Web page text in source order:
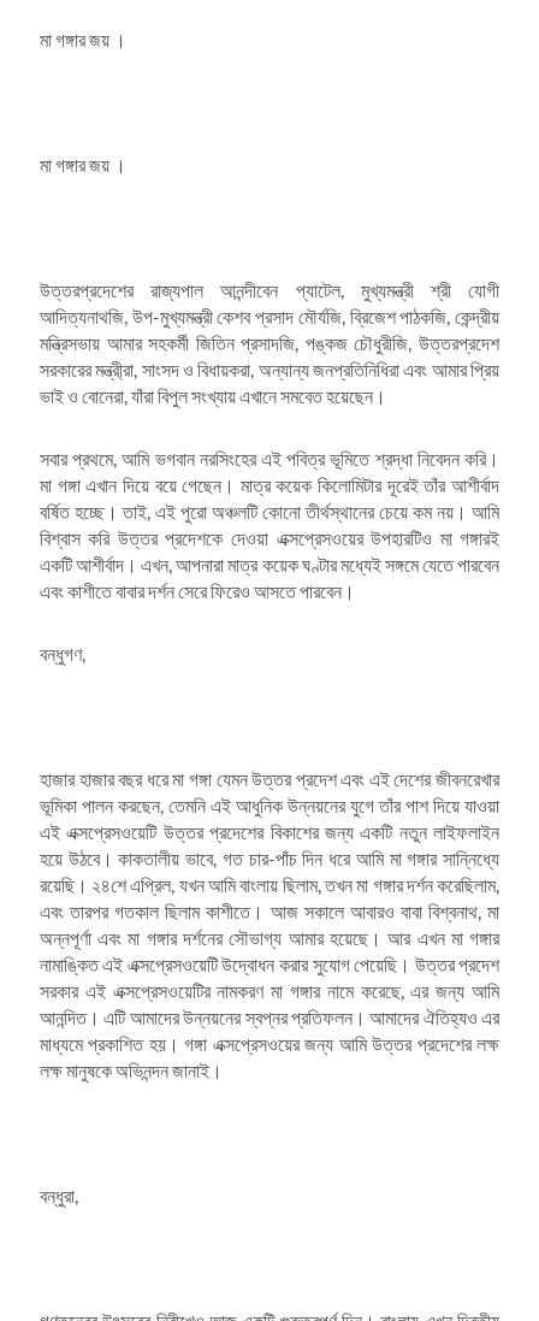
মা গঙ্গার জয় ।
মা গঙ্গার জয় ।
উত্তরপ্রদেশের রাজ্যপাল আনন্দীবেন প্যাটেল, মুখ্যমন্ত্রী শ্রী যোগী
আদিত্যনাথজি, উপ-মুখ্যমন্ত্রী কেশব প্রসাদ মৌর্যজি, ব্রিজেশ পাঠকজি, কেন্দ্রীয়
মন্ত্রিসভায় আমার সহকর্মী জিতিন প্রসাদজি, পঙ্কজ চৌধুরীজি, উত্তরপ্রদেশ
সরকারের মন্ত্রী্রা, সাংসদ ও বিধায়করা, অন্যান্য জনপ্রতিনিধিরা এবং আমার প্রিয়
ভাই ও বোনেরা, যাঁরা বিপুল সংখ্যায় এখানে সমবেত হয়েছেন।
সবার প্রথমে, আমি ভগবান নরসিংহের এই পবিত্র ভূমিতে শ্রদ্ধা নিবেদন করি।
মা গঙ্গা এখান দিয়ে বয়ে গেছেন। মাত্র কয়েক কিলোমিটার দূরেই তাঁর আশীর্বাদ
বর্ষিত হচ্ছে। তাই, এই পুরো অঞ্চলটি কোনো তীর্থস্থানের চেয়ে কম নয়। আমি
বিশ্বাস করি উত্তর প্রদেশকে দেওয়া এক্সপ্রেসওয়ের উপহারটিও মা গঙ্গারই
একটি আশীর্বাদ। এখন, আপনারা মাত্র কয়েক ঘণ্টার মধ্যেই সঙ্গমে যেতে পারবেন
এবং কাশীতে বাবার দর্শন সেরে ফিরেও আসতে পারবেন।
বন্ধুগণ,
হাজার হাজার বছর ধরে মা গঙ্গা যেমন উত্তর প্রদেশ এবং এই দেশের জীবনরেখার
ভূমিকা পালন করছেন, তেমনি এই আধুনিক উন্নয়নের যুগে তাঁর পাশ দিয়ে যাওয়া
এই এক্সপ্রেসওয়েটি উত্তর প্রদেশের বিকাশের জন্য একটি নতুন লাইফলাইন
হয়ে উঠবে। কাকতালীয় ভাবে, গত চার-পাঁচ দিন ধরে আমি মা গঙ্গার সান্নিধ্যে
রয়েছি। ২৪শে এপ্রিল, যখন আমি বাংলায় ছিলাম, তখন মা গঙ্গার দর্শন করেছিলাম,
এবং তারপর গতকাল ছিলাম কাশীতে। আজ সকালে আবারও বাবা বিশ্বনাথ, মা
অন্নপূর্ণা এবং মা গঙ্গার দর্শনের সৌভাগ্য আমার হয়েছে। আর এখন মা গঙ্গার
নামাঙ্কিত এই এক্সপ্রেসওয়েটি উদ্বোধন করার সুযোগ পেয়েছি। উত্তর প্রদেশ
সরকার এই এক্সপ্রেসওয়েটির নামকরণ মা গঙ্গার নামে করেছে, এর জন্য আমি
আনন্দিত। এটি আমাদের উন্নয়নের স্বপ্নর প্রতিফলন। আমাদের ঐতিহ্যও এর
মাধ্যমে প্রকাশিত হয়। গঙ্গা এক্সপ্রেসওয়ের জন্য আমি উত্তর প্রদেশের লক্ষ
লক্ষ মানুষকে অভিনন্দন জানাই।
বন্ধুরা,